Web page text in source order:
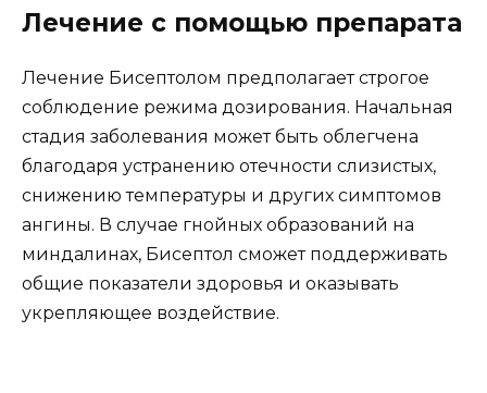
Лечение с помощью препарата
Лечение Бисептолом предполагает строгое
соблюдение режима дозирования. Начальная
стадия заболевания может быть облегчена
благодаря устранению отечности слизистых,
снижению температуры и других симптомов
ангины. В случае гнойных образований на
миндалинах, Бисептол сможет поддерживать
общие показатели здоровья и оказывать
укрепляющее воздействие.